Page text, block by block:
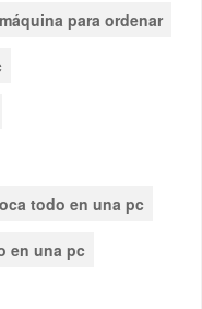
para ordenar
todo en una pc
en una pc